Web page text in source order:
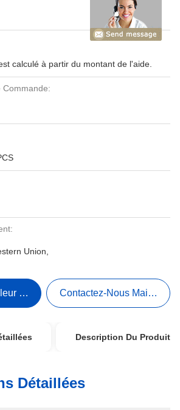
calculé à partir du montant de l'aide.
Commande:
Union,
Prix Contactez-Nous Maintenant
Description Du Produit
Détaillées